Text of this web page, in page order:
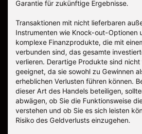
Garantie für zukünftige Ergebnisse.
Transaktionen mit nicht lieferbaren
Instrumenten wie Knock-out-Optionen
komplexe Finanzprodukte, die mit
verbunden sind, das gesamte
verlieren. Derartige Produkte sind
geeignet, da sie sowohl zu Gewinnen
erheblichen Verlusten führen können.
dieser Art des Handels beteiligen,
abwägen, ob Sie die Funktionsweise
verstehen und ob Sie es sich leisten
Risiko des Geldverlusts einzugehen.